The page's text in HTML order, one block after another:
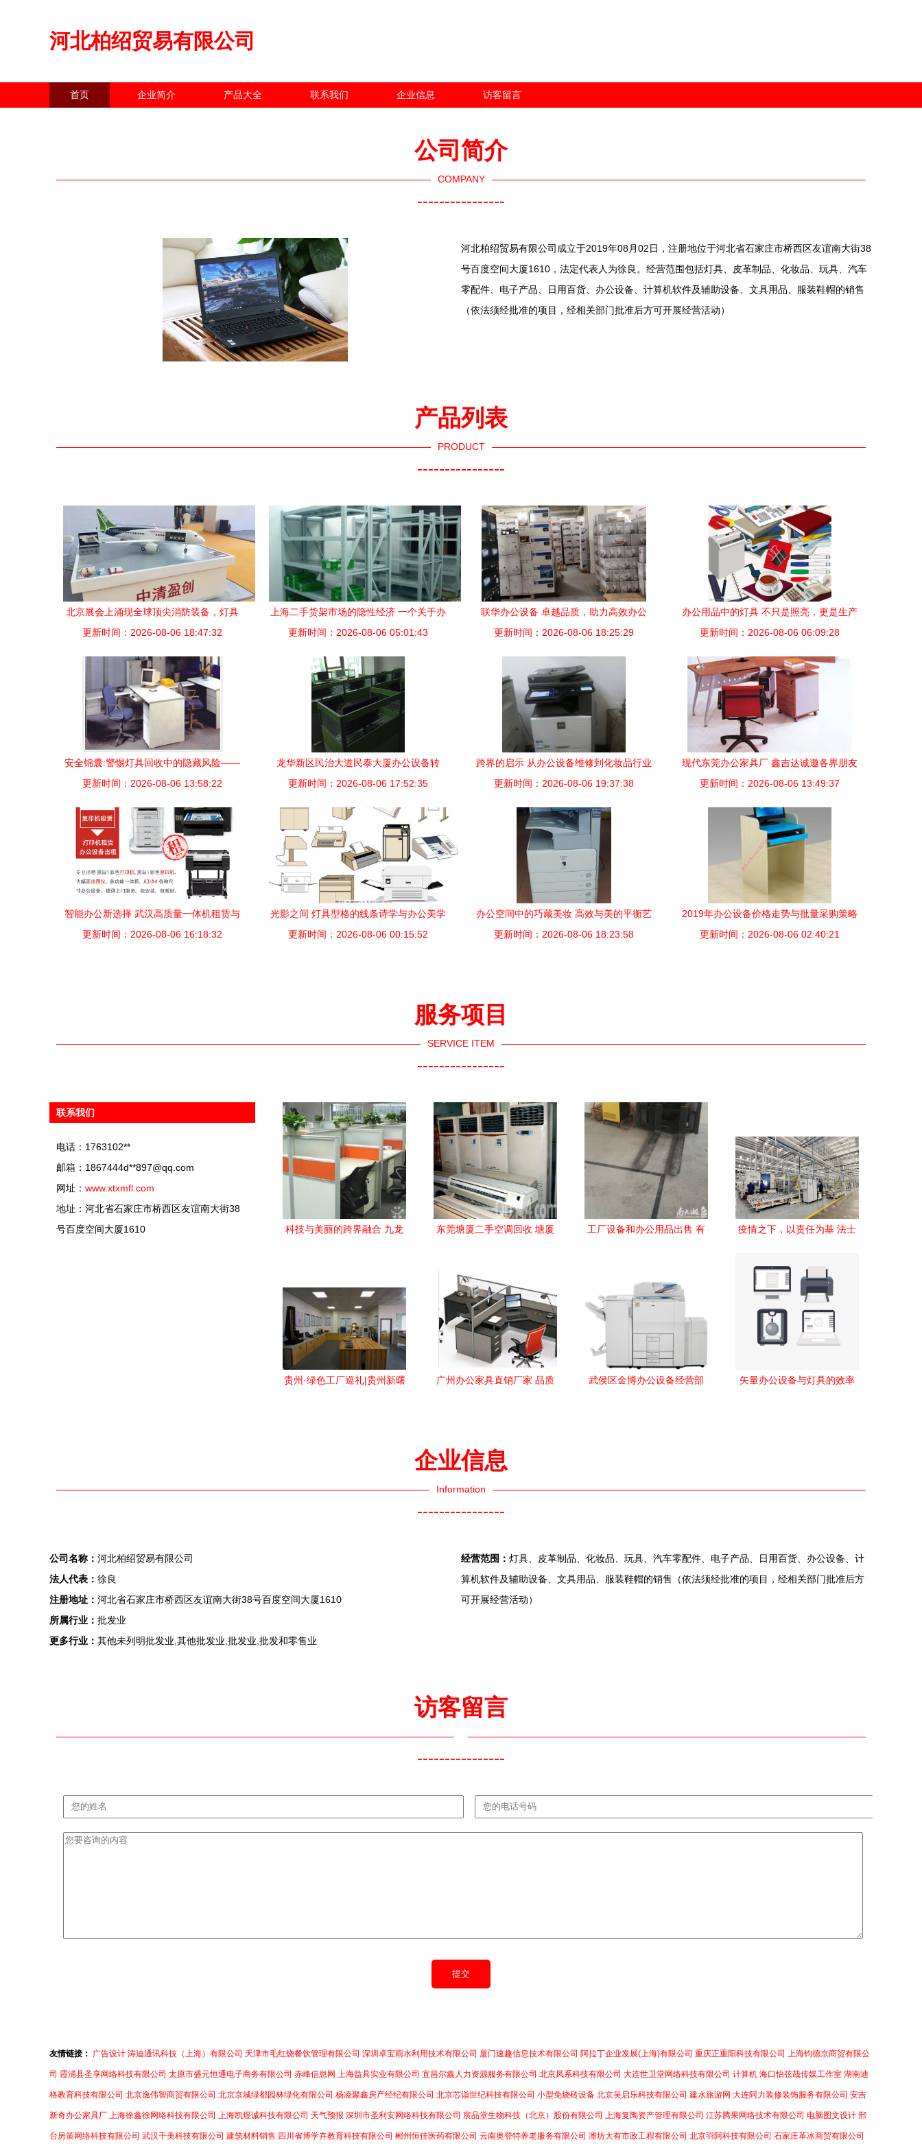
河北柏绍贸易有限公司
首页 企业简介 产品大全 联系我们 企业信息 访客留言
公司简介
COMPANY
----------------
河北柏绍贸易有限公司成立于2019年08月02日，注册地位于河北省石家庄市桥西区友谊南大街38
号百度空间大厦1610，法定代表人为徐良。经营范围包括灯具、皮革制品、化妆品、玩具、汽车
零配件、电子产品、日用百货、办公设备、计算机软件及辅助设备、文具用品、服装鞋帽的销售
（依法须经批准的项目，经相关部门批准后方可开展经营活动）
产品列表
PRODUCT
----------------
北京展会上涌现全球顶尖消防装备，灯具
新品点亮安全新视界
更新时间：2026-08-06 18:47:32
上海二手货架市场的隐性经济 一个关于办
公与仓库领域的个案评估
更新时间：2026-08-06 05:01:43
联华办公设备 卓越品质，助力高效办公
更新时间：2026-08-06 18:25:29
办公用品中的灯具 不只是照亮，更是生产
力
更新时间：2026-08-06 06:09:28
安全锦囊:警惕灯具回收中的隐藏风险——
以广州番禺模式为例
更新时间：2026-08-06 13:58:22
龙华新区民治大道民泰大厦办公设备转
让，性价比之选，一站式升级无忧
更新时间：2026-08-06 17:52:35
跨界的启示 从办公设备维修到化妆品行业
的转型观察
更新时间：2026-08-06 19:37:38
现代东莞办公家具厂 鑫吉达诚邀各界朋友
共鉴品质
更新时间：2026-08-06 13:49:37
智能办公新选择 武汉高质量一体机租赁与
化妆品行业的协同优势
更新时间：2026-08-06 16:18:32
光影之间 灯具型格的线条诗学与办公美学
更新时间：2026-08-06 00:15:52
办公空间中的巧藏美妆 高效与美的平衡艺
术
更新时间：2026-08-06 18:23:58
2019年办公设备价格走势与批量采购策略
解析
更新时间：2026-08-06 02:40:21
服务项目
SERVICE ITEM
----------------
联系我们
电话：1763102**
邮箱：1867444d**897@qq.com
网址： www.xtxmfl.com
地址：河北省石家庄市桥西区友谊南大街38
号百度空间大厦1610
科技与美丽的跨界融合 九龙
东莞塘厦二手空调回收 塘厦
工厂设备和办公用品出售 有
疫情之下，以责任为基 法士
贵州·绿色工厂巡礼|贵州新曙
广州办公家具直销厂家 品质
武侯区金博办公设备经营部
矢量办公设备与灯具的效率
企业信息
Information
----------------
公司名称： 河北柏绍贸易有限公司
法人代表： 徐良
注册地址： 河北省石家庄市桥西区友谊南大街38号百度空间大厦1610
所属行业： 批发业
更多行业： 其他未列明批发业,其他批发业,批发业,批发和零售业
经营范围： 灯具、皮革制品、化妆品、玩具、汽车零配件、电子产品、日用百货、办公设备、计
算机软件及辅助设备、文具用品、服装鞋帽的销售（依法须经批准的项目，经相关部门批准后方
可开展经营活动）
访客留言
----------------
友情链接： 广告设计 涛迪通讯科技（上海）有限公司 天津市毛红烧餐饮管理有限公司 深圳卓宝雨水利用技术有限公司 厦门速趣信息技术有限公司 阿拉丁企业发展(上海)有限公司 重庆正重阳科技有限公司 上海钧德京商贸有限公
司 霞浦县圣享网络科技有限公司 太原市盛元恒通电子商务有限公司 赤峰信息网 上海益具实业有限公司 宜昌尔鑫人力资源服务有限公司 北京凤系科技有限公司 大连世卫堂网络科技有限公司 计算机 海口怡弦哉传媒工作室 湖南迪
格教育科技有限公司 北京逸伟智商贸有限公司 北京京城绿都园林绿化有限公司 杨凌聚鑫房产经纪有限公司 北京芯诣世纪科技有限公司 小型免烧砖设备 北京吴启乐科技有限公司 建水旅游网 大连阿力装修装饰服务有限公司 安吉
新奇办公家具厂 上海徐鑫徐网络科技有限公司 上海凯煜诚科技有限公司 天气预报 深圳市圣利安网络科技有限公司 宸品堂生物科技（北京）股份有限公司 上海复陶资产管理有限公司 江苏腾果网络技术有限公司 电脑图文设计 邢
台房策网络科技有限公司 武汉千美科技有限公司 建筑材料销售 四川省博学卉教育科技有限公司 郴州恒佳医药有限公司 云南奥登特养老服务有限公司 潍坊大有市政工程有限公司 北京羽阿科技有限公司 石家庄革冰商贸有限公司